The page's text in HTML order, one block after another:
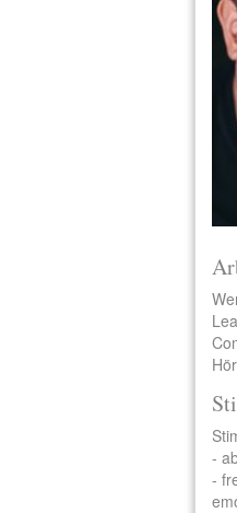
-
-